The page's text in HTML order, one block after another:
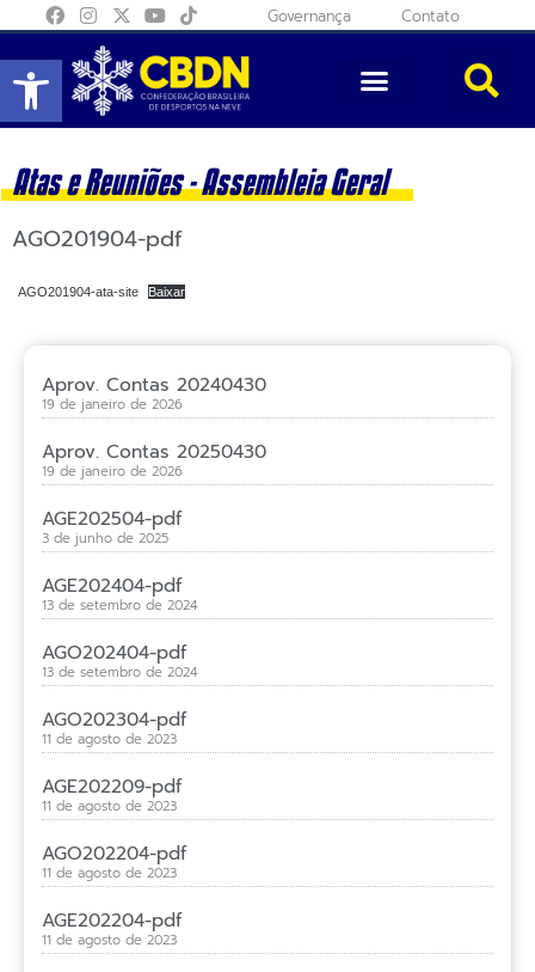
Abrir a barra de ferramentas
Governança Contato
Atas e Reuniões -Assembleia Geral
AGO201904-pdf
AGO201904-ata-site Baixar
Aprov. Contas 20240430
19 de janeiro de 2026
Aprov. Contas 20250430
19 de janeiro de 2026
AGE202504-pdf
3 de junho de 2025
AGE202404-pdf
13 de setembro de 2024
AGO202404-pdf
13 de setembro de 2024
AGO202304-pdf
11 de agosto de 2023
AGE202209-pdf
11 de agosto de 2023
AGO202204-pdf
11 de agosto de 2023
AGE202204-pdf
11 de agosto de 2023